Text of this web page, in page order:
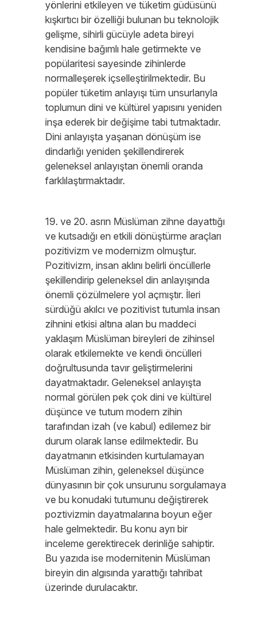
yönlerini etkileyen ve tüketim güdüsünü
kışkırtıcı bir özelliği bulunan bu teknolojik
gelişme, sihirli gücüyle adeta bireyi
kendisine bağımlı hale getirmekte ve
popülaritesi sayesinde zihinlerde
normalleşerek içselleştirilmektedir. Bu
popüler tüketim anlayışı tüm unsurlarıyla
toplumun dini ve kültürel yapısını yeniden
inşa ederek bir değişime tabi tutmaktadır.
Dini anlayışta yaşanan dönüşüm ise
dindarlığı yeniden şekillendirerek
geleneksel anlayıştan önemli oranda
farklılaştırmaktadır.
19. ve 20. asrın Müslüman zihne dayattığı
ve kutsadığı en etkili dönüştürme araçları
pozitivizm ve modernizm olmuştur.
Pozitivizm, insan aklını belirli öncüllerle
şekillendirip geleneksel din anlayışında
önemli çözülmelere yol açmıştır. İleri
sürdüğü akılcı ve pozitivist tutumla insan
zihnini etkisi altına alan bu maddeci
yaklaşım Müslüman bireyleri de zihinsel
olarak etkilemekte ve kendi öncülleri
doğrultusunda tavır geliştirmelerini
dayatmaktadır. Geleneksel anlayışta
normal görülen pek çok dini ve kültürel
düşünce ve tutum modern zihin
tarafından izah (ve kabul) edilemez bir
durum olarak lanse edilmektedir. Bu
dayatmanın etkisinden kurtulamayan
Müslüman zihin, geleneksel düşünce
dünyasının bir çok unsurunu sorgulamaya
ve bu konudaki tutumunu değiştirerek
poztivizmin dayatmalarına boyun eğer
hale gelmektedir. Bu konu ayrı bir
inceleme gerektirecek derinliğe sahiptir.
Bu yazıda ise modernitenin Müslüman
bireyin din algısında yarattığı tahribat
üzerinde durulacaktır.